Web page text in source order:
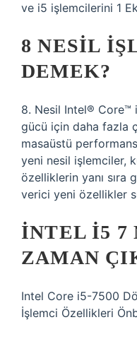
ve i5 işlemcilerini 1
8 NESIL
DEMEK?
8. Nesil Intel® Core™
gücü için daha fazla
masaüstü
yeni nesil işlemciler,
özelliklerin yanı sıra
verici yeni özellikler
İNTEL I5 7
ZAMAN
Intel Core i5-7500
İşlemci Özellikleri